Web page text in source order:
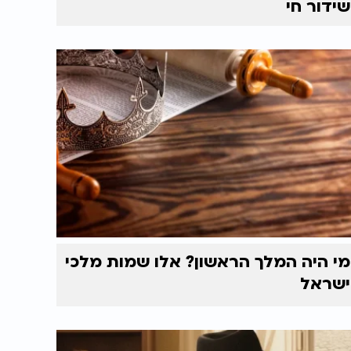
שידור חי
מי היה המלך הראשון? אלו שמות מלכי
ישראל